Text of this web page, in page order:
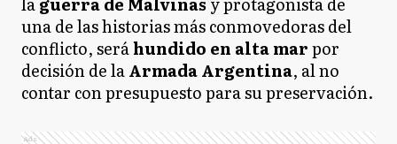
una de las historias más conmovedoras del
conflicto, seráhundido en alta marpor
decisión de laArmada Argentina, al no
contar con presupuesto para su preservación.
Ads